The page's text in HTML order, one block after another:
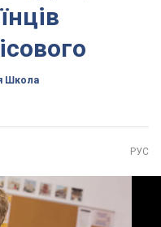
Школа
РУС